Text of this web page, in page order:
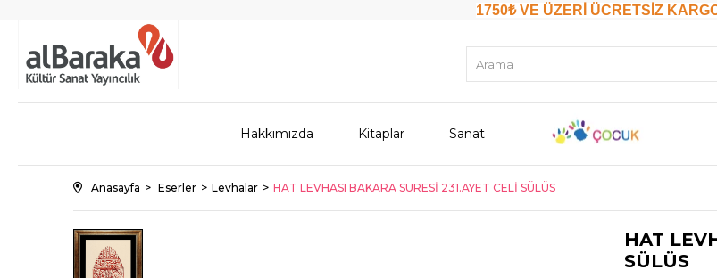
1750₺ VE ÜZERİ ÜCRETSİZ
Hakkımızda Kitaplar Sanat
Anasayfa Eserler Levhalar HAT LEVHASI BAKARA SURESİ 231.AYET CELİ SÜLÜS
HAT
SÜLÜS